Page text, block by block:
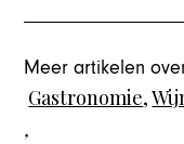
Meer artikelen
Gastronomie,
,